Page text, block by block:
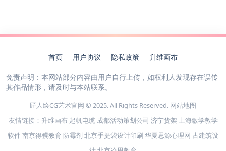
首页 用户协议 隐私政策 升维画布
免责声明：本网站部分内容由用户自行上传，如权利人发现存在误传
其作品情形，请及时与本站联系。
匠人绘CG艺术官网 © 2025. All Rights Reserved. 网站地图
友情链接： 升维画布 起帆电缆 成都活动策划公司 济宁货架 上海敏学教学
软件南京得骥教育 防霉剂 北京手提袋设计印刷 华夏思源心理网 古建筑设